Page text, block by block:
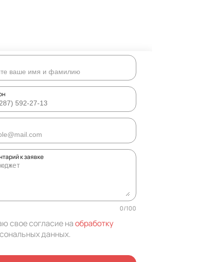
к заявке
0/100
свое согласие наобработку
данных.